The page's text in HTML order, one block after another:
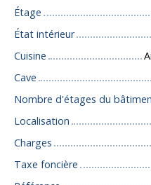
Étage
État intérieur
Cuisine
Cave
Nombre d'étages du
Localisation
Charges
Taxe foncière